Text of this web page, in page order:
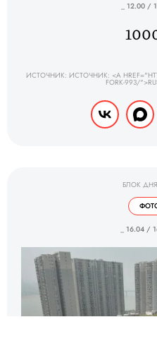
_ 12.00 /
ИСТОЧНИК: ИСТОЧНИК: <A
FORK-993/
БЛОК ДНЯ
_ 16.04 /